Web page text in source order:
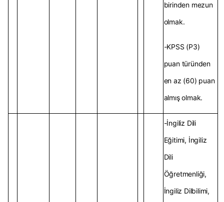
birinden mezun
olmak.
-KPSS (P3)
puan türünden
en az (60) puan
almış olmak.
-İngiliz Dili
Eğitimi, İngiliz
Dili
Öğretmenliği,
İngiliz Dilbilimi,